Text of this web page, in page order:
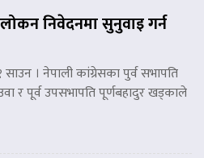
निवेदनमा सुनुवाइ गर्न
साउन । नेपाली कांग्रेसका पुर्व सभापति
र पूर्व उपसभापति पूर्णबहादुर खड्काले